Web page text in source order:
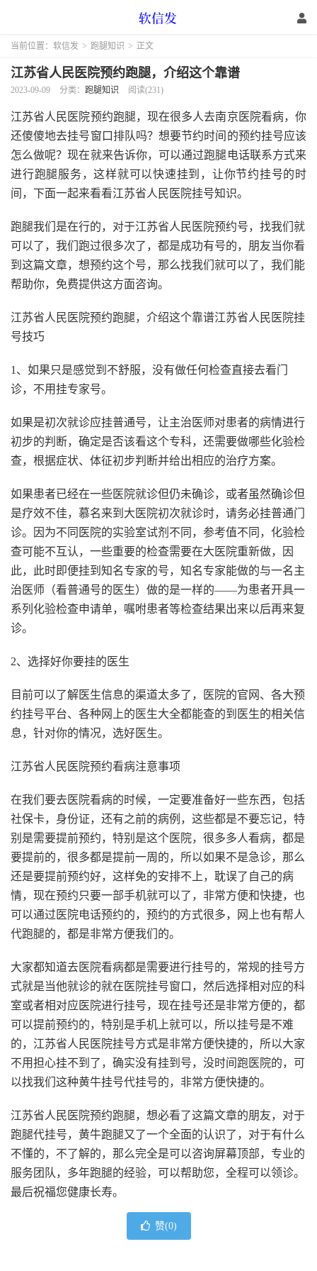
当前位置： 软信发 > 跑腿知识 > 正文
江苏省人民医院预约跑腿，介绍这个靠谱
2023-09-09 分类： 跑腿知识 阅读(231)
江苏省人民医院预约跑腿，现在很多人去南京医院看病，你
还傻傻地去挂号窗口排队吗？想要节约时间的预约挂号应该
怎么做呢？现在就来告诉你，可以通过跑腿电话联系方式来
进行跑腿服务，这样就可以快速挂到，让你节约挂号的时
间，下面一起来看看江苏省人民医院挂号知识。
跑腿我们是在行的，对于江苏省人民医院预约号，找我们就
可以了，我们跑过很多次了，都是成功有号的，朋友当你看
到这篇文章，想预约这个号，那么找我们就可以了，我们能
帮助你，免费提供这方面咨询。
江苏省人民医院预约跑腿，介绍这个靠谱江苏省人民医院挂
号技巧
1、如果只是感觉到不舒服，没有做任何检查直接去看门
诊，不用挂专家号。
如果是初次就诊应挂普通号，让主治医师对患者的病情进行
初步的判断，确定是否该看这个专科，还需要做哪些化验检
查，根据症状、体征初步判断并给出相应的治疗方案。
如果患者已经在一些医院就诊但仍未确诊，或者虽然确诊但
是疗效不佳，慕名来到大医院初次就诊时，请务必挂普通门
诊。因为不同医院的实验室试剂不同，参考值不同，化验检
查可能不互认，一些重要的检查需要在大医院重新做，因
此，此时即便挂到知名专家的号，知名专家能做的与一名主
治医师（看普通号的医生）做的是一样的——为患者开具一
系列化验检查申请单，嘱咐患者等检查结果出来以后再来复
诊。
2、选择好你要挂的医生
目前可以了解医生信息的渠道太多了，医院的官网、各大预
约挂号平台、各种网上的医生大全都能查的到医生的相关信
息，针对你的情况，选好医生。
江苏省人民医院预约看病注意事项
在我们要去医院看病的时候，一定要准备好一些东西，包括
社保卡，身份证，还有之前的病例，这些都是不要忘记，特
别是需要提前预约，特别是这个医院，很多多人看病，都是
要提前的，很多都是提前一周的，所以如果不是急诊，那么
还是要提前预约好，这样免的安排不上，耽误了自己的病
情，现在预约只要一部手机就可以了，非常方便和快捷，也
可以通过医院电话预约的，预约的方式很多，网上也有帮人
代跑腿的，都是非常方便我们的。
大家都知道去医院看病都是需要进行挂号的，常规的挂号方
式就是当他就诊的就在医院挂号窗口，然后选择相对应的科
室或者相对应医院进行挂号，现在挂号还是非常方便的，都
可以提前预约的，特别是手机上就可以，所以挂号是不难
的，江苏省人民医院挂号方式是非常方便快捷的，所以大家
不用担心挂不到了，确实没有挂到号，没时间跑医院的，可
以找我们这种黄牛挂号代挂号的，非常方便快捷的。
江苏省人民医院预约跑腿， 想必看了这篇文章的朋友，对于
跑腿代挂号，黄牛跑腿又了一个全面的认识了，对于有什么
不懂的，不了解的，那么完全是可以咨询屏幕顶部，专业的
服务团队，多年跑腿的经验，可以帮助您，全程可以领诊。
最后祝福您健康长寿。
赞(0)